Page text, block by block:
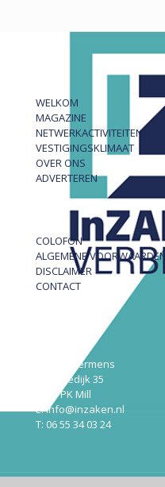
WELKOM
MAGAZINE
NETWERKACTIVITEITEN
VESTIGINGSKLIMAAT
OVER ONS
ADVERTEREN
COLOFON
ALGEMENE VOORWAARDEN
DISCLAIMER
CONTACT
Robert Hermens
Udensedijk 35
5451 PK Mill
E: info@inzaken.nl
T: 06 55 34 03 24